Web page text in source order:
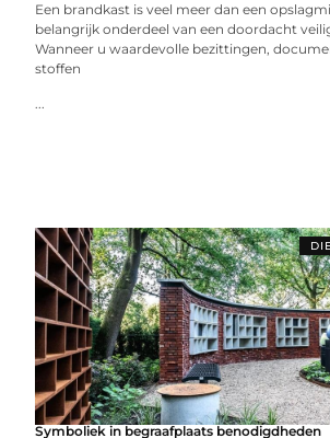
Een brandkast is veel meer dan een
belangrijk onderdeel van een doordacht
Wanneer u waardevolle bezittingen,
stoffen
...
Symboliek in begraafplaats benodigdheden